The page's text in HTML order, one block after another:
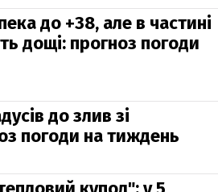
до +38, але в частині
дощі: прогноз погоди
до злив зі
погоди на тиждень